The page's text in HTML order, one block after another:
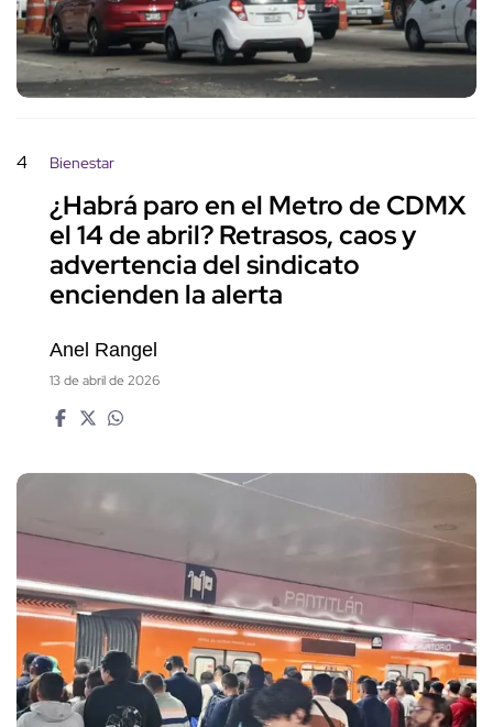
4 Bienestar
¿Habrá paro en el Metro de CDMX
el 14 de abril? Retrasos, caos y
advertencia del sindicato
encienden la alerta
Anel Rangel
13 de abril de 2026